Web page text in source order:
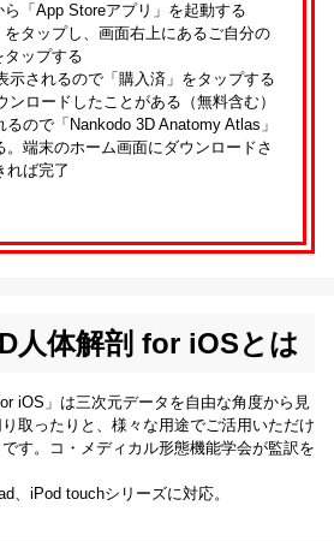
「App Storeアプリ」を起動する
タップし、画面右上にあるご自分の
ップする
示されるので「購入済」をタップする
ロードしたことがある（無料含む）
ので「Nankodo 3D Anatomy Atlas」
。端末のホーム画面にダウンロードさ
れば完了
人体解剖 for iOSとは
iOS」は三次元データを自由な角度から見
取ったりと、様々な用途でご活用いただけ
す。コ・メディカル形態機能学会が監訳を
、iPod touchシリーズに対応。